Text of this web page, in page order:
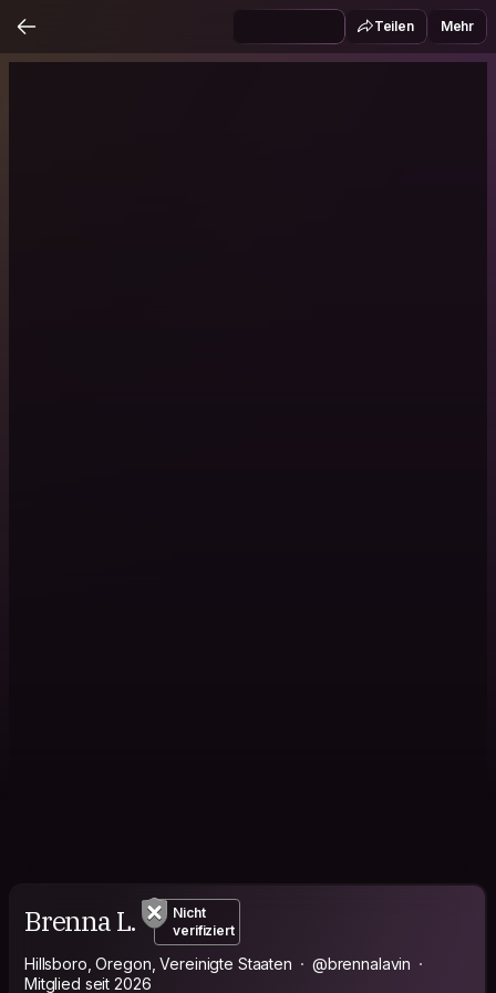
Teilen Mehr
Brenna L.
Nicht
verifiziert
Hillsboro, Oregon, Vereinigte Staaten
@brennalavin
Mitglied seit 2026